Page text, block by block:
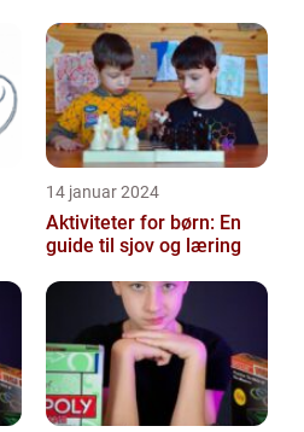
14 januar 2024
Aktiviteter for børn: En
guide til sjov og læring